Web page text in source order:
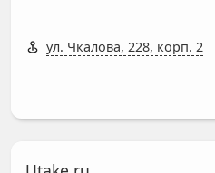
ул. Чкалова, 228, корп. 2